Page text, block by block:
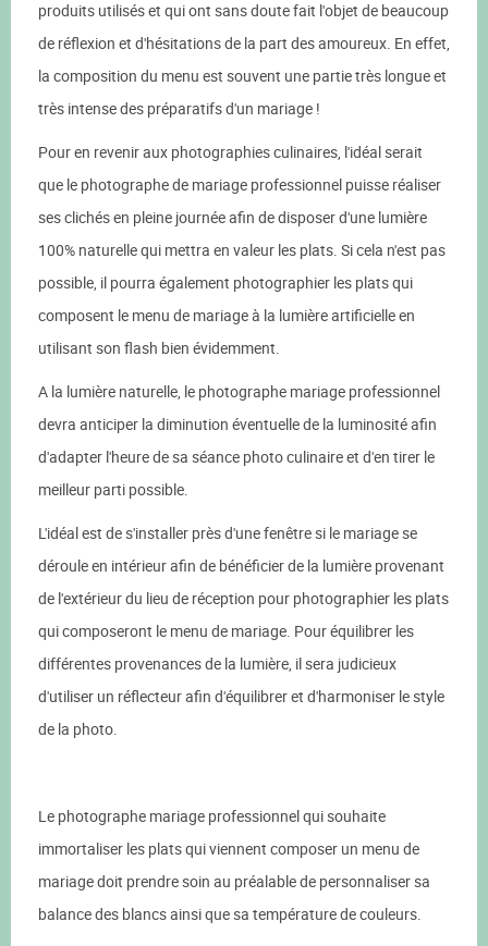
produits utilisés et qui ont sans doute fait l'objet de beaucoup
de réflexion et d'hésitations de la part des amoureux. En effet,
la composition du menu est souvent une partie très longue et
très intense des préparatifs d'un mariage !
Pour en revenir aux photographies culinaires, l'idéal serait
que le photographe de mariage professionnel puisse réaliser
ses clichés en pleine journée afin de disposer d'une lumière
100% naturelle qui mettra en valeur les plats. Si cela n'est pas
possible, il pourra également photographier les plats qui
composent le menu de mariage à la lumière artificielle en
utilisant son flash bien évidemment.
A la lumière naturelle, le photographe mariage professionnel
devra anticiper la diminution éventuelle de la luminosité afin
d'adapter l'heure de sa séance photo culinaire et d'en tirer le
meilleur parti possible.
L'idéal est de s'installer près d'une fenêtre si le mariage se
déroule en intérieur afin de bénéficier de la lumière provenant
de l'extérieur du lieu de réception pour photographier les plats
qui composeront le menu de mariage. Pour équilibrer les
différentes provenances de la lumière, il sera judicieux
d'utiliser un réflecteur afin d'équilibrer et d'harmoniser le style
de la photo.
Le photographe mariage professionnel qui souhaite
immortaliser les plats qui viennent composer un menu de
mariage doit prendre soin au préalable de personnaliser sa
balance des blancs ainsi que sa température de couleurs.